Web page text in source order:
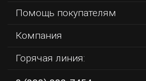
Помощь покупателям
Компания
Горячая линия: